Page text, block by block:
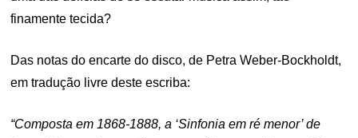
finamente tecida?
Das notas do encarte do disco, de Petra Weber-Bockholdt,
em tradução livre deste escriba:
“Composta em 1868-1888, a ‘Sinfonia em ré menor’ de